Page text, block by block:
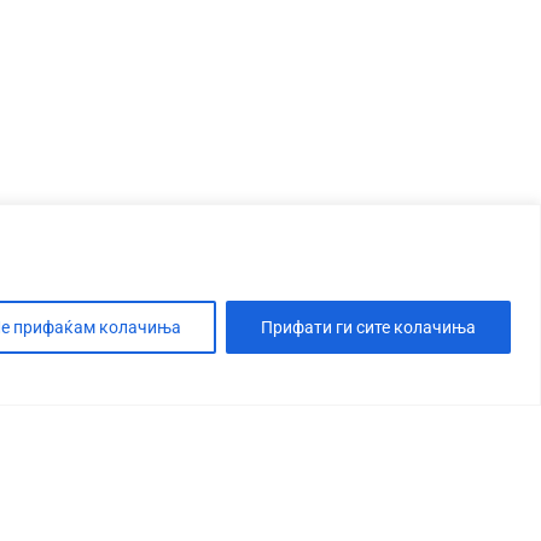
прифаќам колачиња Прифати ги сите колачиња